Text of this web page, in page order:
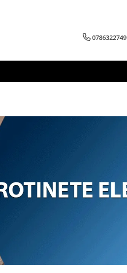
0786322749